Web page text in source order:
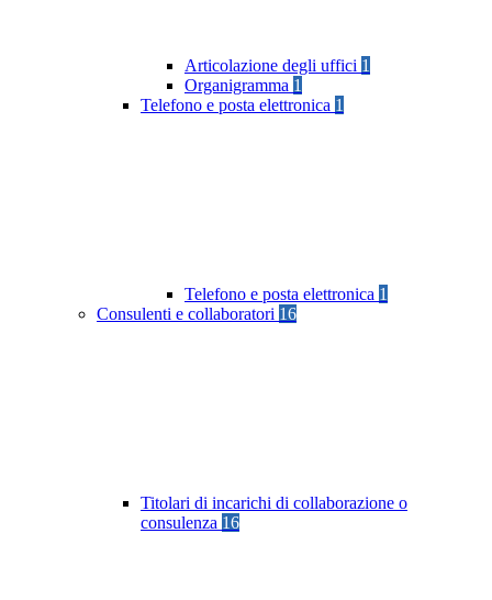
Articolazione degli uffici 1
Organigramma 1
Telefono e posta elettronica 1
Telefono e posta elettronica 1
Consulenti e collaboratori 16
Titolari di incarichi di collaborazione o
consulenza 16